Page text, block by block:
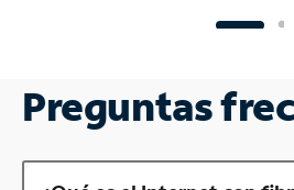
Preguntas